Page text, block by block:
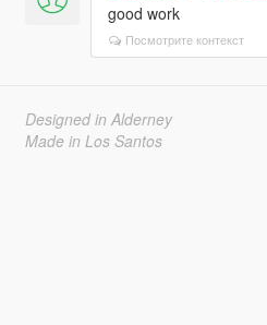
good work
Посмотрите контекст
Designed in Alderney
Made in Los Santos